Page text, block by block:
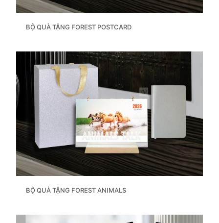
BỘ QUÀ TẶNG FOREST POSTCARD
BỘ QUÀ TẶNG FOREST ANIMALS